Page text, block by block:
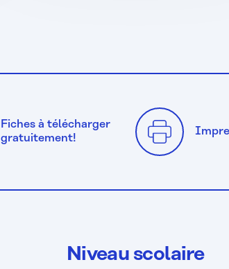
Fiches à télécharger
gratuitement!
Niveau scolaire